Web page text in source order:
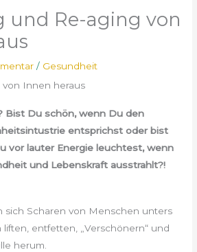
und Re-aging von
/ Gesundheit
Innen heraus
Bist Du schön, wenn Du den
entsprichst oder bist
vor lauter Energie leuchtest, wenn
und Lebenskraft ausstrahlt?!
sich Scharen von Menschen unters
liften, entfetten, „Verschönern“ und
herum.